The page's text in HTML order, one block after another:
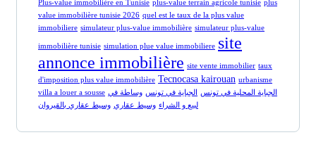
Plus-value immobilière en Tunisie plus-value terrain agricole tunisie plus
value immobilière tunisie 2026 quel est le taux de la plus value
immobiliere simulateur plus-value immobilière simulateur plus-value
immobilière tunisie simulation plue value immobiliere site
annonce immobilière site vente immobilier taux
d'imposition plus value immobilière Tecnocasa kairouan urbanisme
villa a louer a sousse
الجباية المحلية في تونس الجباية في تونس وساطة في
لبيع و الشراء وسيط عقاري وسيط عقاري بالقيروان